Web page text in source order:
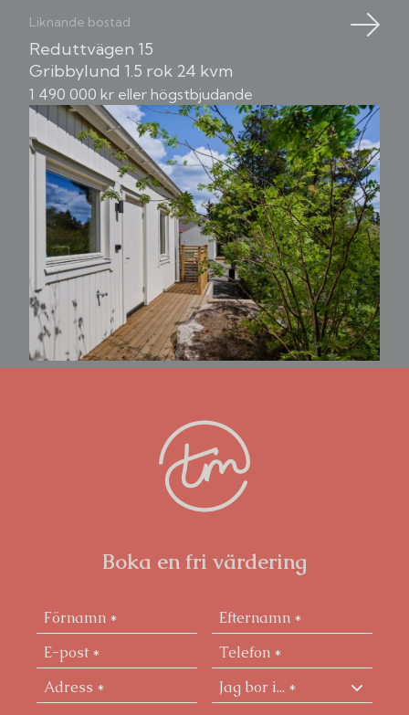
Liknande bostad
Reduttvägen 15
Gribbylund 1.5 rok 24 kvm
1 490 000 kr eller högstbjudande
Boka en fri värdering